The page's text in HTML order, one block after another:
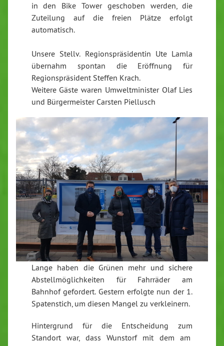
in den Bike Tower geschoben werden, die
Zuteilung auf die freien Plätze erfolgt
automatisch.
Unsere Stellv. Regionspräsidentin Ute Lamla
übernahm spontan die Eröffnung für
Regionspräsident Steffen Krach.
Weitere Gäste waren Umweltminister Olaf Lies
und Bürgermeister Carsten Piellusch
Lange haben die Grünen mehr und sichere
Abstellmöglichkeiten für Fahrräder am
Bahnhof gefordert. Gestern erfolgte nun der 1.
Spatenstich, um diesen Mangel zu verkleinern.
Hintergrund für die Entscheidung zum
Standort war, dass Wunstorf mit dem am